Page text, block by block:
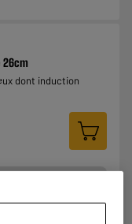
26cm
dont induction